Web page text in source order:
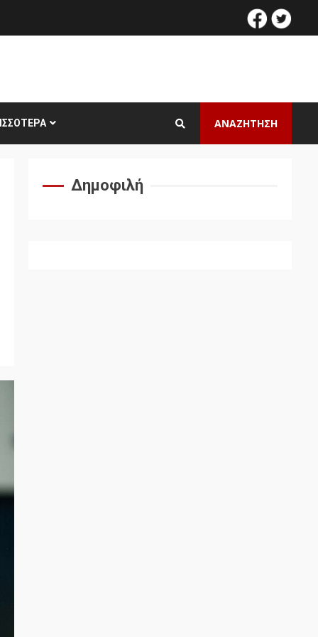
facebook
ΑΝΑΖΗΤΗΣΗ
Δημοφιλή